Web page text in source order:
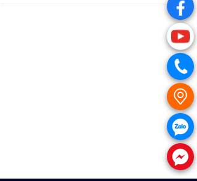
.
.
.
.
.
.